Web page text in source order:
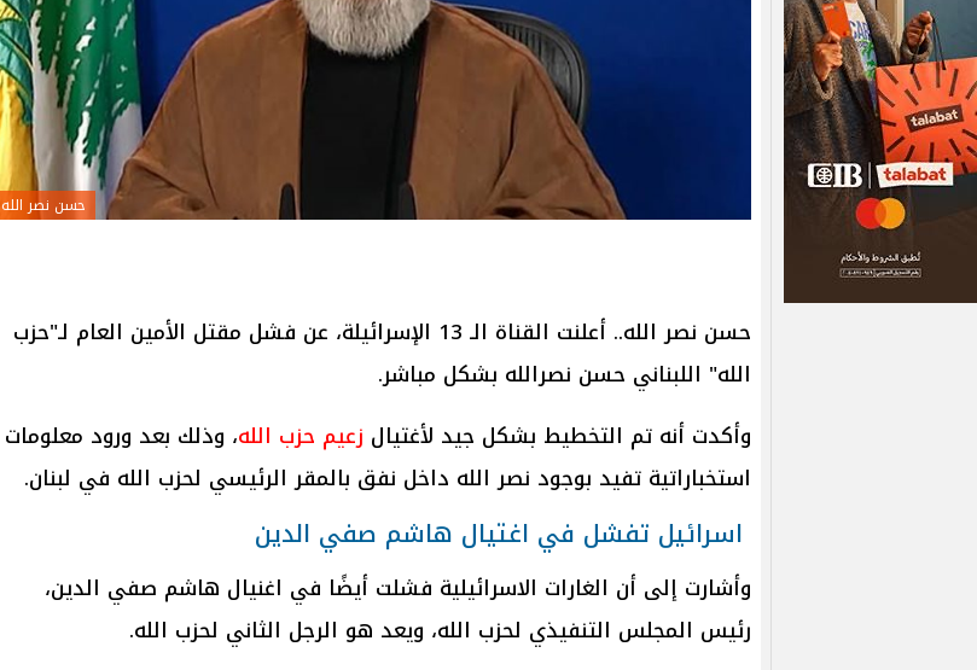
حسن نصر الله
حسن نصر الله.. أعلنت القناة الـ 13 الإسرائيلة، عن فشل مقتل الأمين العام لـ"حزب
الله" اللبناني حسن نصرالله بشكل مباشر.
وأكدت أنه تم التخطيط بشكل جيد لأغتيال زعيم حزب الله، وذلك بعد ورود معلومات
استخباراتية تفيد بوجود نصر الله داخل نفق بالمقر الرئيسي لحزب الله في لبنان.
اسرائيل تفشل في اغتيال هاشم صفي الدين
وأشارت إلى أن الغارات الاسرائيلية فشلت أيضًا في اغنيال هاشم صفي الدين،
رئيس المجلس التنفيذي لحزب الله، ويعد هو الرجل الثاني لحزب الله.